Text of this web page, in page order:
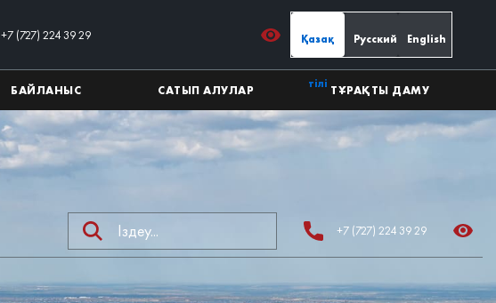
+7 (727) 224 39 29 Қазақ
тілі
Русский English
БАЙЛАНЫС САТЫП АЛУЛАР ТҰРАҚТЫ ДАМУ
+7 (727) 224 39 29